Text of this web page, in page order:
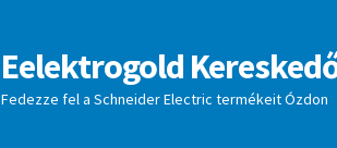
Ugrás
a
navigációhoz
Kilépés
a
tartalomba
Eelektrogold
Fedezze fel a Schneider Electric termékeit Ózdon